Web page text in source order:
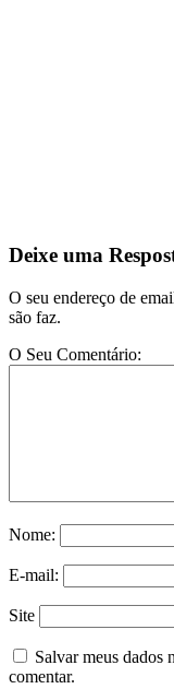
Deixe uma
O seu endereço de
são faz.
O Seu Comentário:
Nome:
E-mail:
Site
Salvar meus dados
comentar.